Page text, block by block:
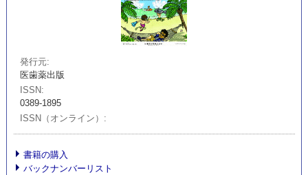
発行元
医歯薬出版
ISSN
0389-1895
ISSN（オンライン）
書籍の購入
バックナンバーリスト